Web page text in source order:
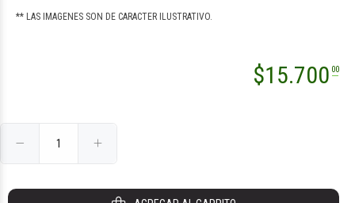
** LAS IMAGENES SON DE CARACTER ILUSTRATIVO.
$15.700 00